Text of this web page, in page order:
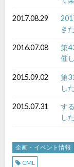
2017.08.29
きた
2016.07.08
第
催
2015.09.02
第
した
2015.07.31
す
し
企画・イベント情報
CML